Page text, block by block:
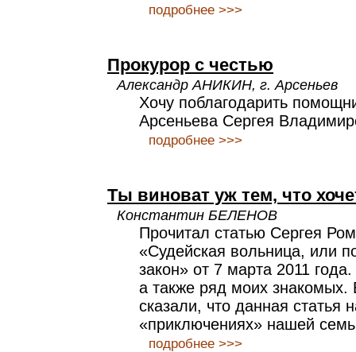
подробнее >>>
Прокурор с честью
Александр АНИКИН, г. Арсеньев
Хочу поблагодарить
Арсеньева Сергея
подробнее >>>
Ты виноват уж тем, что
Константин БЕЛЕНОВ
Прочитал статью Сергея
«Судейская вольница, или
закон» от 7 марта 2011
а также ряд моих знакомых.
сказали, что данная статья
«приключениях» нашей
подробнее >>>